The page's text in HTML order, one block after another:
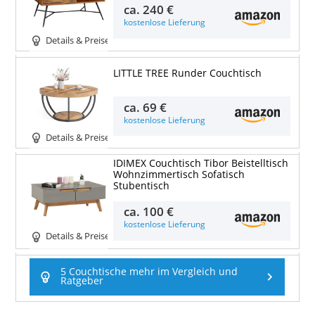
Details & Preise
ca.240 €
kostenlose Lieferung
Details & Preise
LITTLE TREE Runder Couchtisch
ca.69 €
kostenlose Lieferung
Details & Preise
IDIMEX Couchtisch Tibor Beistelltisch
Wohnzimmertisch Sofatisch
Stubentisch
ca. 100 €
kostenlose Lieferung
5 Couchtische mehr im Vergleich und
Ratgeber